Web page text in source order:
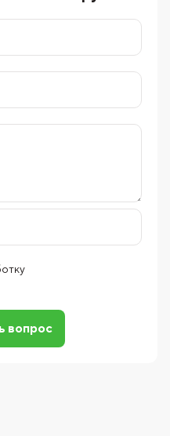
вопрос